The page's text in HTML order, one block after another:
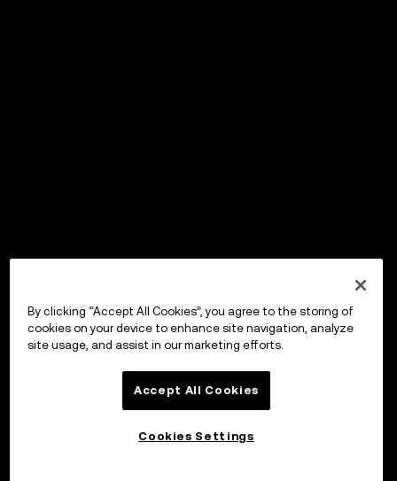
By clicking “Accept All Cookies”, you agree to the storing of
cookies on your device to enhance site navigation, analyze
site usage, and assist in our marketing efforts.
Accept All Cookies
Cookies Settings